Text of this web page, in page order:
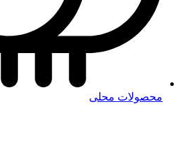
محصولات محلی